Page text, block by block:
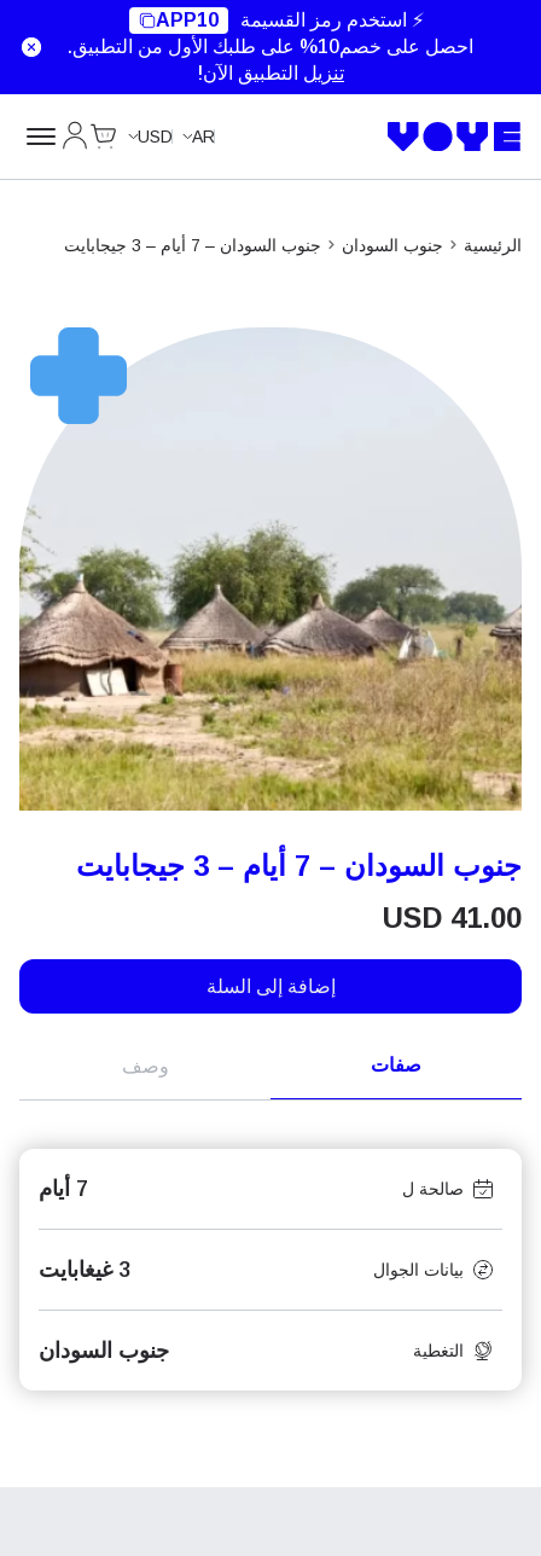
⚡ استخدم رمز القسيمة
APP10
احصل على خصم10% على طلبك الأول من التطبيق.
تنزيل التطبيق الآن!
AR
USD
الرئيسية جنوب السودان جنوب السودان – 7 أيام – 3 جيجابايت
جنوب السودان – 7 أيام – 3 جيجابايت
USD 41.00
إضافة إلى السلة
صفات وصف
صالحة ل 7 أيام
بيانات الجوال 3 غيغابايت
التغطية جنوب السودان